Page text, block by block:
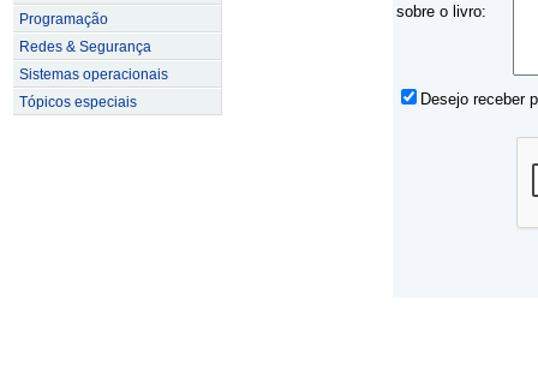
Programação
Redes & Segurança
Sistemas operacionais
Tópicos especiais
sobre o livro:
Desejo receber